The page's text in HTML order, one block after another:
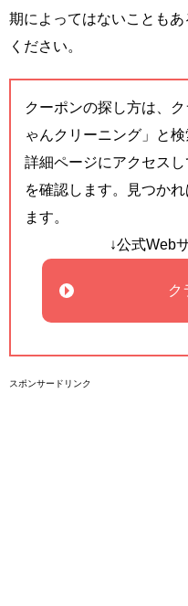
期によってはないことも
ください。
クーポンの探し方は、
ゃんクリーニング」と検
詳細ページにアクセス
を確認します。見つか
ます。
↓公式Web
ク
スポンサードリンク